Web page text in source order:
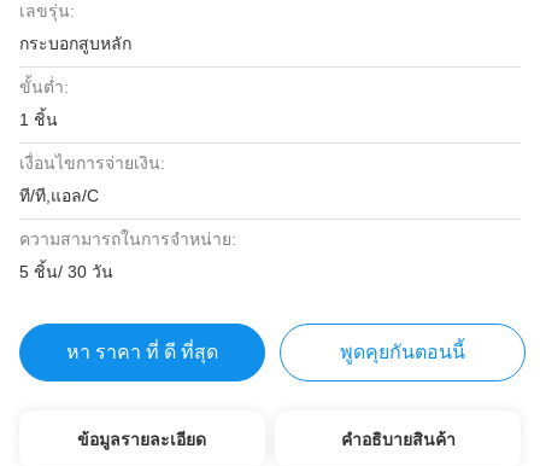
เลขรุ่น:
กระบอกสูบหลัก
ขั้นต่ำ:
1 ชิ้น
เงื่อนไขการจ่ายเงิน:
ที/ที,แอล/C
ความสามารถในการจําหน่าย:
5 ชิ้น/ 30 วัน
หา ราคา ที่ ดี ที่สุด พูดคุยกันตอนนี้
ข้อมูลรายละเอียด คําอธิบายสินค้า